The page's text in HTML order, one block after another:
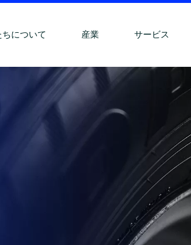
について 産業 サービス